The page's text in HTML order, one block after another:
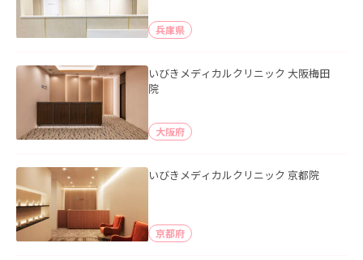
兵庫県
いびきメディカルクリニック 大阪梅田
院
大阪府
いびきメディカルクリニック 京都院
京都府